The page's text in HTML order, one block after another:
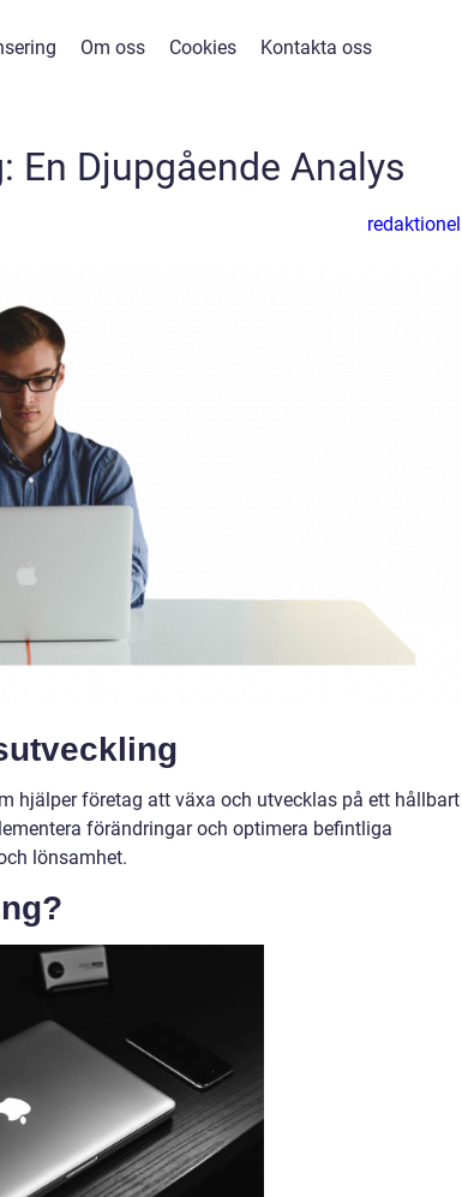
Om oss Cookies Kontakta oss
En Djupgående Analys
redaktionel
hjälper företag att växa och utvecklas på ett hållbart
förändringar och optimera befintliga
lönsamhet.